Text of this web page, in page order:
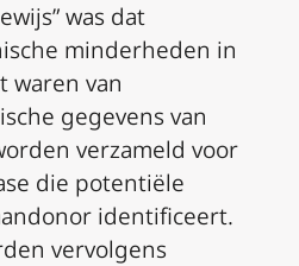
was dat
minderheden in
waren van
gegevens van
verzameld voor
die potentiële
identificeert.
vervolgens